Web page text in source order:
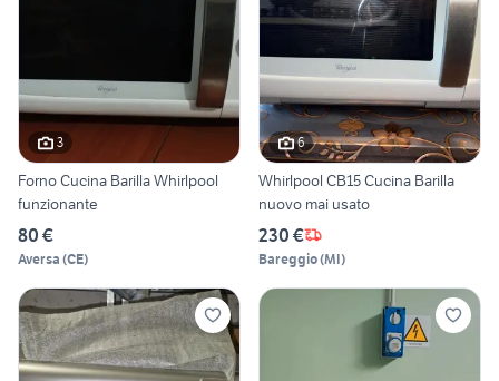
3
Forno Cucina Barilla Whirlpool
funzionante
80 €
Aversa (CE)
6
Whirlpool CB15 Cucina Barilla
nuovo mai usato
230 €
Bareggio(MI)